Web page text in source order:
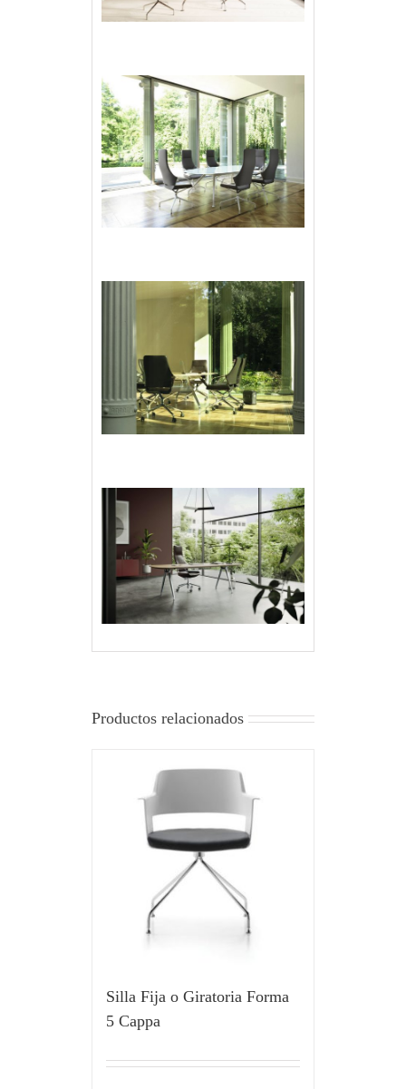
Productos relacionados
Silla Fija o Giratoria Forma
5 Cappa